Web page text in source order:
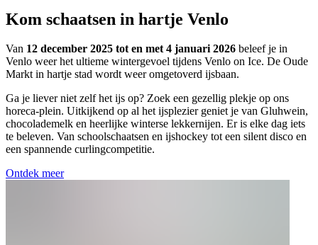
Kom schaatsen in hartje Venlo
Van 12 december 2025 tot en met 4 januari 2026 beleef je in
Venlo weer het ultieme wintergevoel tijdens Venlo on Ice. De Oude
Markt in hartje stad wordt weer omgetoverd ijsbaan.
Ga je liever niet zelf het ijs op? Zoek een gezellig plekje op ons
horeca-plein. Uitkijkend op al het ijsplezier geniet je van Gluhwein,
chocolademelk en heerlijke winterse lekkernijen. Er is elke dag iets
te beleven. Van schoolschaatsen en ijshockey tot een silent disco en
een spannende curlingcompetitie.
Ontdek meer